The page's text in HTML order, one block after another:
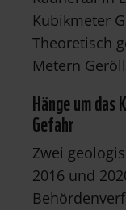
Kubikmeter
Theoretisch
Metern
Hänge um
Gefahr
Zwei
2016 und